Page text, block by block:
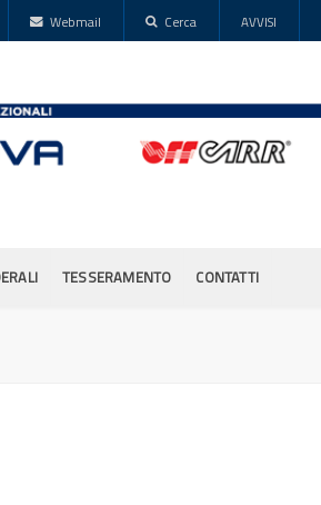
Webmail Cerca AVVISI
TESSERAMENTO CONTATTI